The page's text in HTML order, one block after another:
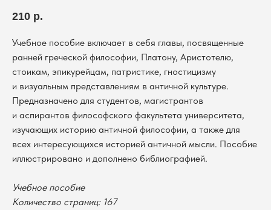
210 р.
Учебное пособие включает в себя главы, посвященные
ранней греческой философии, Платону, Аристотелю,
стоикам, эпикурейцам, патристике, гностицизму
и визуальным представлениям в античной культуре.
Предназначено для студентов, магистрантов
и аспирантов философского факультета университета,
изучающих историю античной философии, а также для
всех интересующихся историей античной мысли. Пособие
иллюстрировано и дополнено библиографией.
Учебное пособие
Количество страниц: 167